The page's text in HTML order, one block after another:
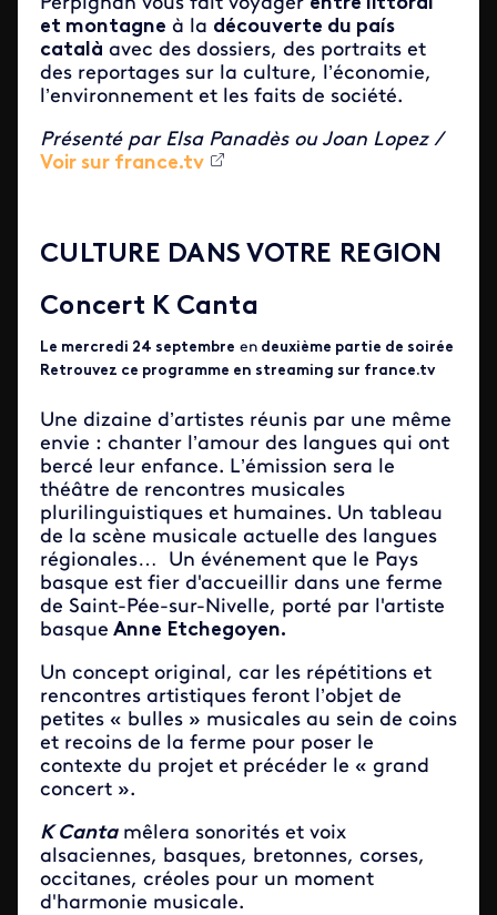
et montagne à la découverte du país
català avec des dossiers, des portraits et
des reportages sur la culture, l’économie,
l’environnement et les faits de société.
Présenté par Elsa Panadès ou Joan Lopez /
Voir sur france.tv
CULTURE DANS VOTRE REGION
Concert K Canta
Le mercredi 24 septembre en deuxième partie de soirée
Retrouvez ce programme en streaming sur france.tv
Une dizaine d’artistes réunis par une même
envie : chanter l’amour des langues qui ont
bercé leur enfance. L’émission sera le
théâtre de rencontres musicales
plurilinguistiques et humaines. Un tableau
de la scène musicale actuelle des langues
régionales… Un événement que le Pays
basque est fier d'accueillir dans une ferme
de Saint-Pée-sur-Nivelle, porté par l'artiste
basque Anne Etchegoyen.
Un concept original, car les répétitions et
rencontres artistiques feront l’objet de
petites « bulles » musicales au sein de coins
et recoins de la ferme pour poser le
contexte du projet et précéder le « grand
concert ».
K Cantamêlera sonorités et voix
alsaciennes, basques, bretonnes, corses,
occitanes, créoles pour un moment
d'harmonie musicale.